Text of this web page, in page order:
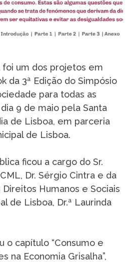
um dos projetos em
da 3ª Edição do Simpósio
para todas as
9 de maio pela Santa
de Lisboa, em parceria
de Lisboa.
ficou a cargo do Sr.
Dr. Sérgio Cintra e da
Humanos e Sociais
de Lisboa, Dr.ª Laurinda
o capítulo “Consumo e
na Economia Grisalha”,